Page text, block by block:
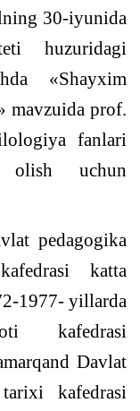
30-iyunida
huzuridagi
«Shayxim
mavzuida prof.
fanlari
olish uchun
pedagogika
katta
1977- yillarda
kafedrasi
Davlat
kafedrasi